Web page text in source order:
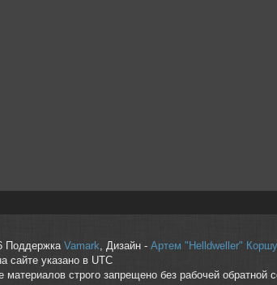
Поддержка Vamark , Дизайн - Артем "Helldweller"
сайте указано в UTC
материалов строго запрещено без рабочей обратной